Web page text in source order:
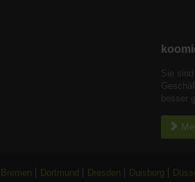
Sie
besser
Bremen Dortmund Dresden Duisburg